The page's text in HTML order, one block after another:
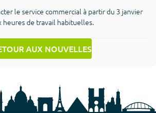
le service commercial à partir du 3 janvier
heures de travail habituelles.
AUX NOUVELLES